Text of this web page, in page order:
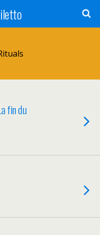
fin du